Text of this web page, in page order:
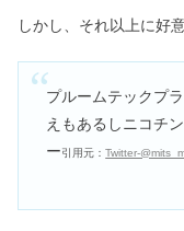
しかし、それ以上に好
プルームテックプ
えもあるしニコチ
ー引用元：Twitter-